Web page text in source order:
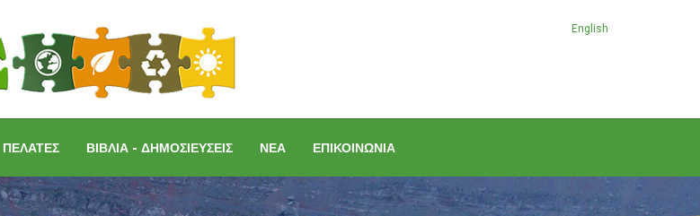
English
ΠΕΛΑΤΕΣ ΒΙΒΛΙΑ - ΔΗΜΟΣΙΕΥΣΕΙΣ ΝΕΑ ΕΠΙΚΟΙΝΩΝΙΑ